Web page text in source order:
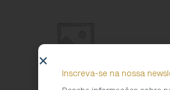
Inscreva-se na nossa